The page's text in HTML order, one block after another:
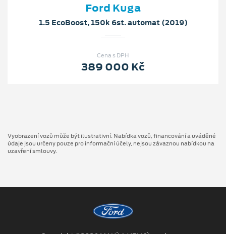
Ford Kuga
1.5 EcoBoost, 150k 6st. automat (2019)
Cena s DPH
389 000 Kč
Vyobrazení vozů může být ilustrativní. Nabídka vozů, financování a uváděné
údaje jsou určeny pouze pro informační účely, nejsou závaznou nabídkou na
uzavření smlouvy.